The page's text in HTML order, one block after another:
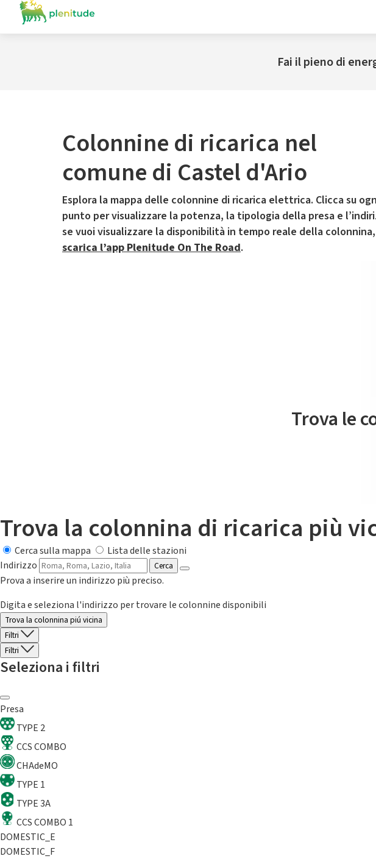
Fai il pieno di
Colonnine di ricarica nel
comune di Castel d'Ario
Esplora la mappa delle colonnine di ricarica elettrica. Clicca su
punto per visualizzare la potenza, la tipologia della presa e
se vuoi visualizzare la disponibilità in tempo reale della colonnina,
scarica l’app Plenitude On The Road.
Il servizio di mobilità
Trova le
Trova la colonnina di ricarica più
Cerca sulla mappa
Lista delle stazioni
Indirizzo
Cerca
Prova a inserire un indirizzo più preciso.
Digita e seleziona l'indirizzo per trovare le colonnine disponibili
Trova la colonnina piú vicina
Filtri
Filtri
Seleziona i filtri
Presa
TYPE 2
CCS COMBO
CHAdeMO
TYPE 1
TYPE 3A
CCS COMBO 1
DOMESTIC_E
DOMESTIC_F